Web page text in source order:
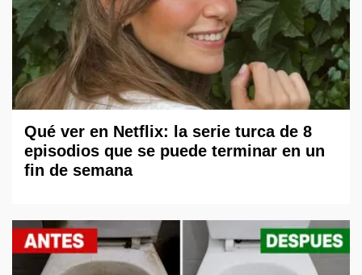
Qué ver en Netflix: la serie turca de 8
episodios que se puede terminar en un
fin de semana